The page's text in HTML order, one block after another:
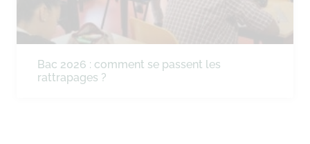
Bac 2026 : comment se passent les
rattrapages ?